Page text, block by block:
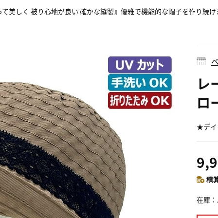
て美しく 被り心地が良い 確かな縫製』優雅で機能的な帽子を作り続け
レ
ロ
★デイ
積
在庫